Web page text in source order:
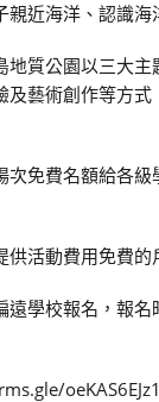
近海洋、認識海
質公園以三大
藝術創作等方
免費名額給各
活動費用免費
學校報名，報